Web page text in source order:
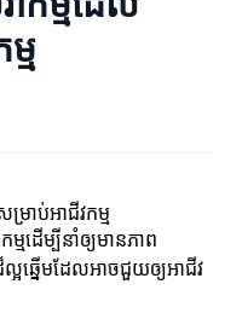
ម
រាប់អាជីវកម្ម
មដើម្បីនាំឲ្យមានភាព
អឆ្នើមដែលអាចជួយឲ្យអាជីវ